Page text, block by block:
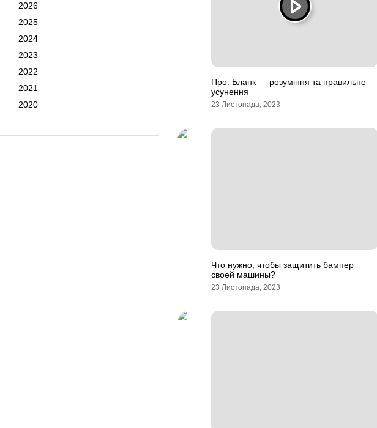
2026
2025
2024
2023
2022
2021
2020
Про: Бланк — розуміння та правильне
усунення
23 Листопада, 2023
Что нужно, чтобы защитить бампер
своей машины?
23 Листопада, 2023